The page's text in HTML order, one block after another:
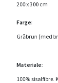
200 x 300 cm
Farge:
Gråbrun (med
Materiale:
100% sisalfibre.